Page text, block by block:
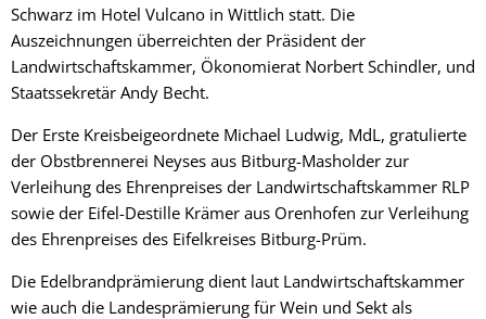
Schwarz im Hotel Vulcano in Wittlich statt. Die
Auszeichnungen überreichten der Präsident der
Landwirtschaftskammer, Ökonomierat Norbert Schindler, und
Staatssekretär Andy Becht.
Der Erste Kreisbeigeordnete Michael Ludwig, MdL, gratulierte
der Obstbrennerei Neyses aus Bitburg-Masholder zur
Verleihung des Ehrenpreises der Landwirtschaftskammer RLP
sowie der Eifel-Destille Krämer aus Orenhofen zur Verleihung
des Ehrenpreises des Eifelkreises Bitburg-Prüm.
Die Edelbrandprämierung dient laut Landwirtschaftskammer
wie auch die Landesprämierung für Wein und Sekt als